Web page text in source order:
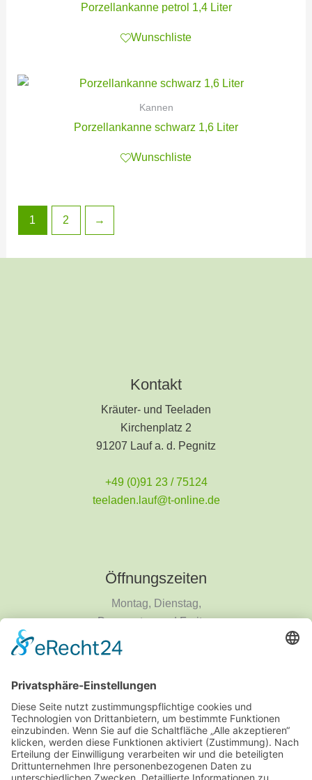
Porzellankanne petrol 1,4 Liter
Wunschliste
Kannen
Porzellankanne schwarz 1,6 Liter
Wunschliste
1 2 →
Kontakt
Kräuter- und Teeladen
Kirchenplatz 2
91207 Lauf a. d. Pegnitz
+49 (0)91 23 / 75124
teeladen.lauf@t-online.de
Öffnungszeiten
Montag, Dienstag,
Donnerstag und Freitag
9 - 14 Uhr
Informationen